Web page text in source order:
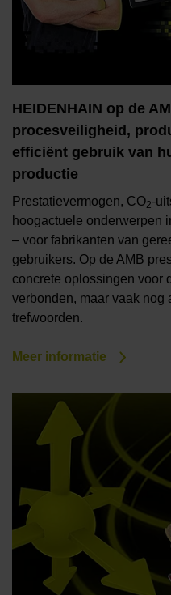
HEIDENHAIN op de
procesveiligheid,
efficiënt gebruik van
productie
Prestatievermogen, CO2-
hoogactuele onderwerpen
– voor fabrikanten van
gebruikers. Op de AMB
concrete oplossingen voor
verbonden, maar vaak nog
trefwoorden.
Meer informatie